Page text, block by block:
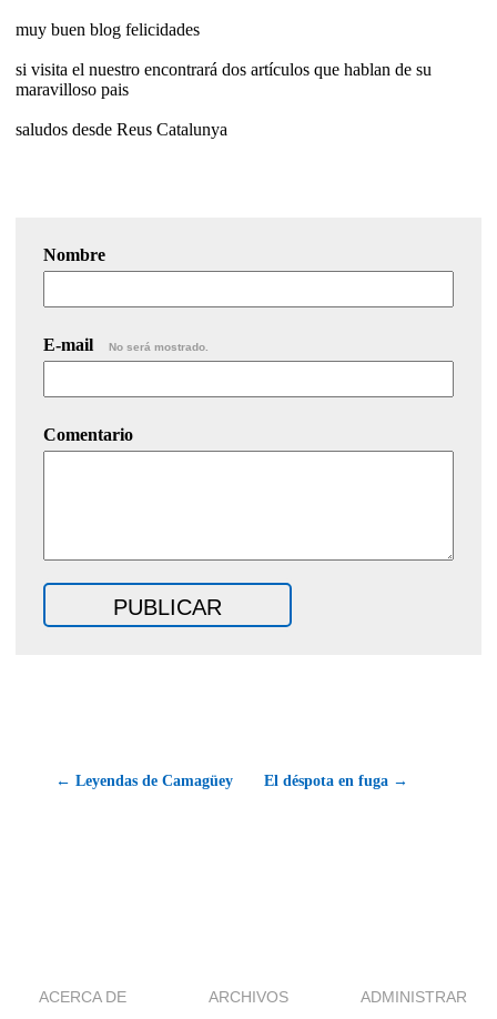
muy buen blog felicidades
si visita el nuestro encontrará dos artículos que hablan de su
maravilloso pais
saludos desde Reus Catalunya
Nombre
E-mail No será mostrado.
Comentario
← Leyendas de Camagüey El déspota en fuga →
ACERCA DE ARCHIVOS ADMINISTRAR